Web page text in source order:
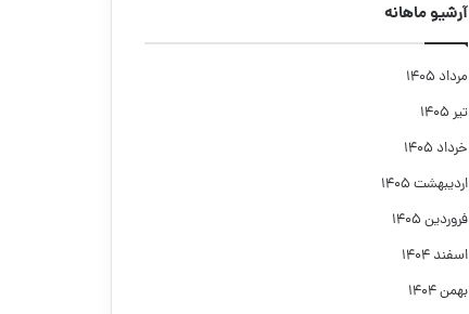
آرشیو ماهانه
مرداد ۱۴۰۵
تیر ۱۴۰۵
خرداد ۱۴۰۵
اردیبهشت ۱۴۰۵
فروردین ۱۴۰۵
اسفند ۱۴۰۴
بهمن ۱۴۰۴